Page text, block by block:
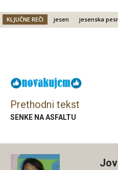
KLJUČNE REČI jesen jesenska
Prethodni tekst
SENKE NA ASFALTU